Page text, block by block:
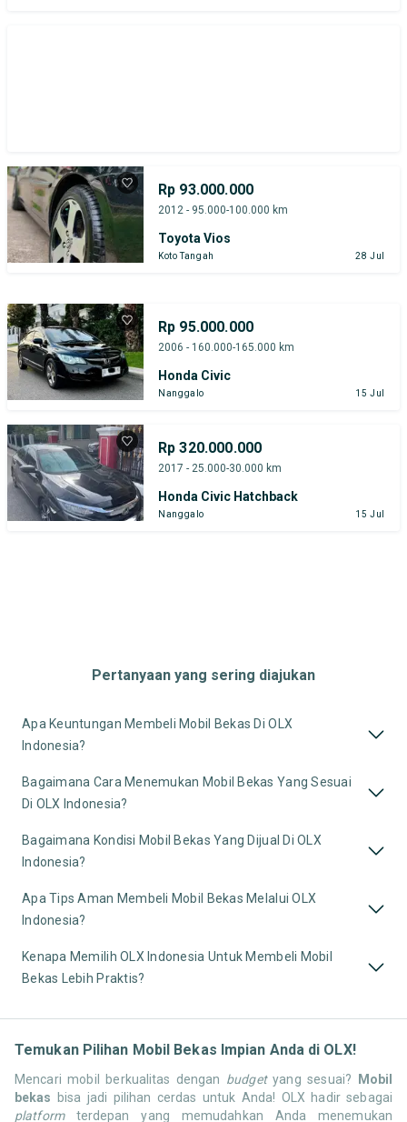
Rp 93.000.000
2012 - 95.000-100.000 km
Toyota Vios
Koto Tangah 28 Jul
Rp 95.000.000
2006 - 160.000-165.000 km
Honda Civic
Nanggalo 15 Jul
Rp 320.000.000
2017 - 25.000-30.000 km
Honda Civic Hatchback
Nanggalo 15 Jul
Pertanyaan yang sering diajukan
Apa Keuntungan Membeli Mobil Bekas Di OLX
Indonesia?
Bagaimana Cara Menemukan Mobil Bekas Yang Sesuai
Di OLX Indonesia?
Bagaimana Kondisi Mobil Bekas Yang Dijual Di OLX
Indonesia?
Apa Tips Aman Membeli Mobil Bekas Melalui OLX
Indonesia?
Kenapa Memilih OLX Indonesia Untuk Membeli Mobil
Bekas Lebih Praktis?
Temukan Pilihan Mobil Bekas Impian Anda di OLX!
Mencari mobil berkualitas dengan budgetyang sesuai? Mobil
bekas bisa jadi pilihan cerdas untuk Anda! OLX hadir sebagai
platformterdepan yang memudahkan Anda menemukan